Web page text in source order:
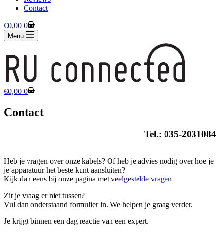
Contact
Winkelwagen
€0,00 0
Menu
Winkelwagen
€0,00 0
Contact
Tel.: 035-2031084
Heb je vragen over onze kabels? Of heb je advies nodig over hoe je
je apparatuur het beste kunt aansluiten?
Kijk dan eens bij onze pagina met veelgestelde vragen.
Zit je vraag er niet tussen?
Vul dan onderstaand formulier in. We helpen je graag verder.
Je krijgt binnen een dag reactie van een expert.